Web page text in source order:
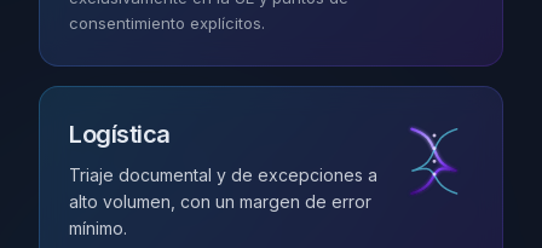
consentimiento explícitos.
Logística
Triaje documental y de excepciones a
alto volumen, con un margen de error
mínimo.